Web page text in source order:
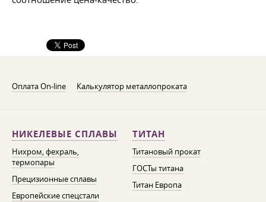
Оплата On-line Калькулятор металлопроката
НИКЕЛЕВЫЕ СПЛАВЫ
Нихром, фехраль,
термопары
Прецизионные сплавы
Европейские спецстали
ТИТАН
Титановый прокат
ГОСТы титана
Титан Европа